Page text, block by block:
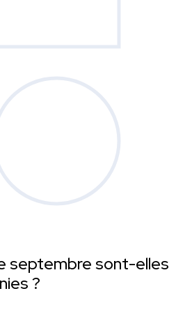
septembre sont-elles
?